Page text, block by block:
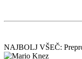
NAJBOLJ VŠEČ: